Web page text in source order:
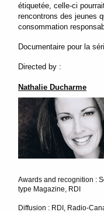
étiquetée, celle-ci
rencontrons des jeunes
consommation
Documentaire pour la
Directed by :
Nathalie Ducharme
Awards and recognition :
type Magazine, RDI
Diffusion : RDI, Radio-